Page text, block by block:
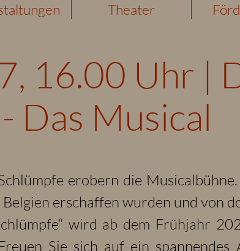
Theater
16.00 Uhr |
Das Musical
erobern die
erschaffen wurden und von
wird ab dem Frühjahr
Sie sich auf ein spannendes